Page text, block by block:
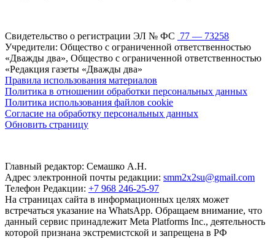
Свидетельство о регистрации ЭЛ № ФС 77 — 73258
Учредители: Общество с ограниченной ответственностью
«Дважды два», Общество с ограниченной ответственностью
«Редакция газеты «Дважды два»
Правила использования материалов
Политика в отношении обработки персональных данных
Политика использования файлов cookie
Согласие на обработку персональных данных
Обновить страницу
Главный редактор: Семашко А.Н.
Адрес электронной почты редакции: smm2x2su@gmail.com
Телефон Редакции: +7 968 246-25-97
На страницах сайта в информационных целях может
встречаться указание на WhatsApp. Обращаем внимание, что
данный сервис принадлежит Meta Platforms Inc., деятельность
которой признана экстремистской и запрещена в РФ